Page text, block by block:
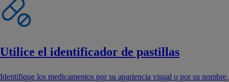
Utilice el identificador de pastillas
Identifique los medicamentos por su apariencia visual o por su nombre.